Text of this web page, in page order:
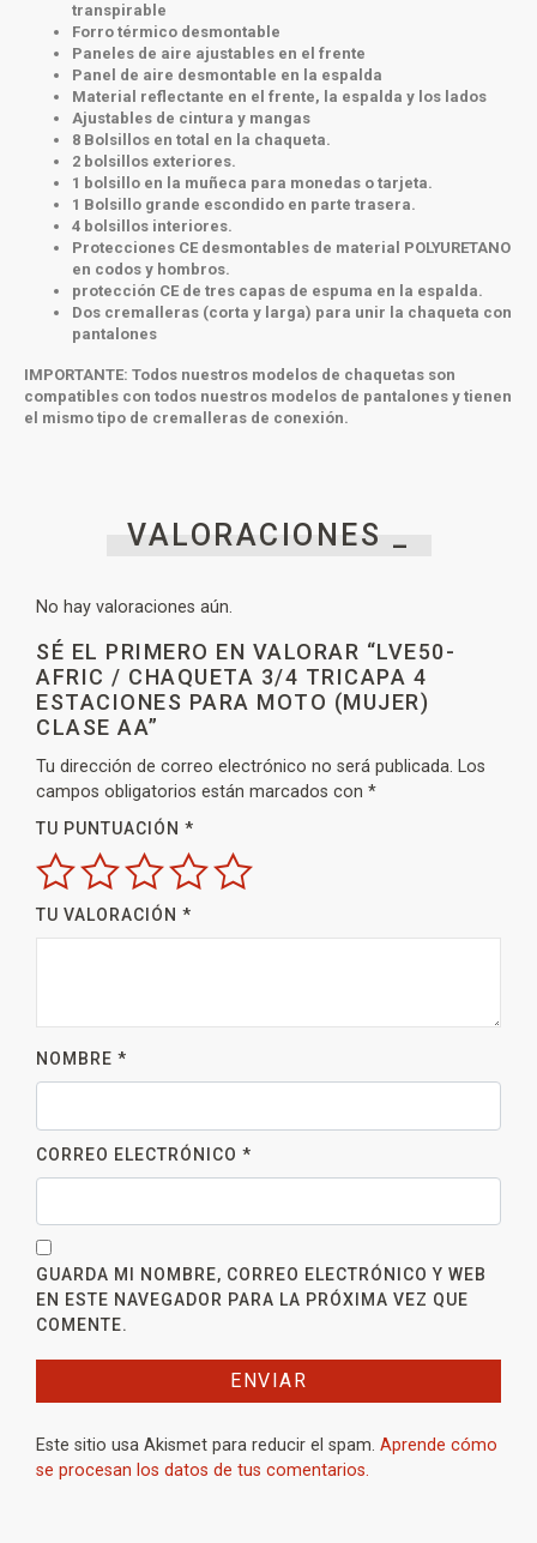
transpirable
Forro térmico desmontable
Paneles de aire ajustables en el frente
Panel de aire desmontable en la espalda
Material reflectante en el frente, la espalda y los lados
Ajustables de cintura y mangas
8 Bolsillos en total en la chaqueta.
2 bolsillos exteriores.
1 bolsillo en la muñeca para monedas o tarjeta.
1 Bolsillo grande escondido en parte trasera.
4 bolsillos interiores.
Protecciones CE desmontables de material POLYURETANO
en codos y hombros.
protección CE de tres capas de espuma en la espalda.
Dos cremalleras (corta y larga) para unir la chaqueta con
pantalones
IMPORTANTE: Todos nuestros modelos de chaquetas son
compatibles con todos nuestros modelos de pantalones y tienen
el mismo tipo de cremalleras de conexión.
VALORACIONES _
No hay valoraciones aún.
SÉ EL PRIMERO EN VALORAR “LVE50-
AFRIC / CHAQUETA 3/4 TRICAPA 4
ESTACIONES PARA MOTO (MUJER)
CLASE AA”
Tu dirección de correo electrónico no será publicada. Los
campos obligatorios están marcados con *
TU PUNTUACIÓN *
TU VALORACIÓN *
NOMBRE *
CORREO ELECTRÓNICO *
GUARDA MI NOMBRE, CORREO ELECTRÓNICO Y WEB
EN ESTE NAVEGADOR PARA LA PRÓXIMA VEZ QUE
COMENTE.
Este sitio usa Akismet para reducir el spam. Aprende cómo
se procesan los datos de tus comentarios.